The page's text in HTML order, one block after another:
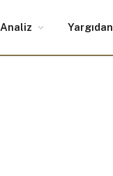
Analiz Yargıdan